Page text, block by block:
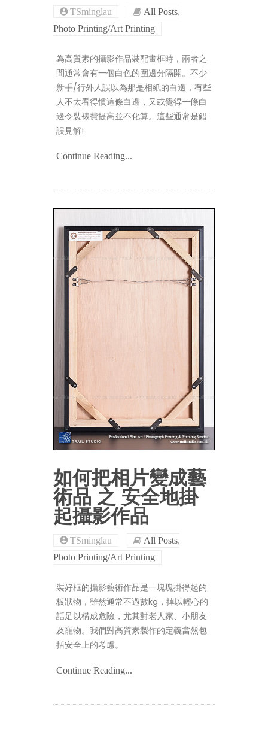
TSminglau All Posts,
Photo Printing/Art Printing
為高質素的攝影作品裝配畫框時，兩者之
間通常會有一個白色的圍邊分隔開。不少
新手/行外人誤以為那是相紙的白邊，有些
人不太看得慣這條白邊，又或覺得一條白
邊令裝裱費提高並不化算。這些通常是錯
誤見解!
Continue Reading...
如何把相片變成藝
術品 之 安全地掛
起攝影作品
TSminglau All Posts,
Photo Printing/Art Printing
裝好框的攝影藝術作品是一塊塊掛得起的
板狀物，雖然通常不過數kg，掉以輕心的
話足以構成危險，尤其對老人家、小朋友
及寵物。我們對高質素製作的定義當然包
括安全上的考慮。
Continue Reading...